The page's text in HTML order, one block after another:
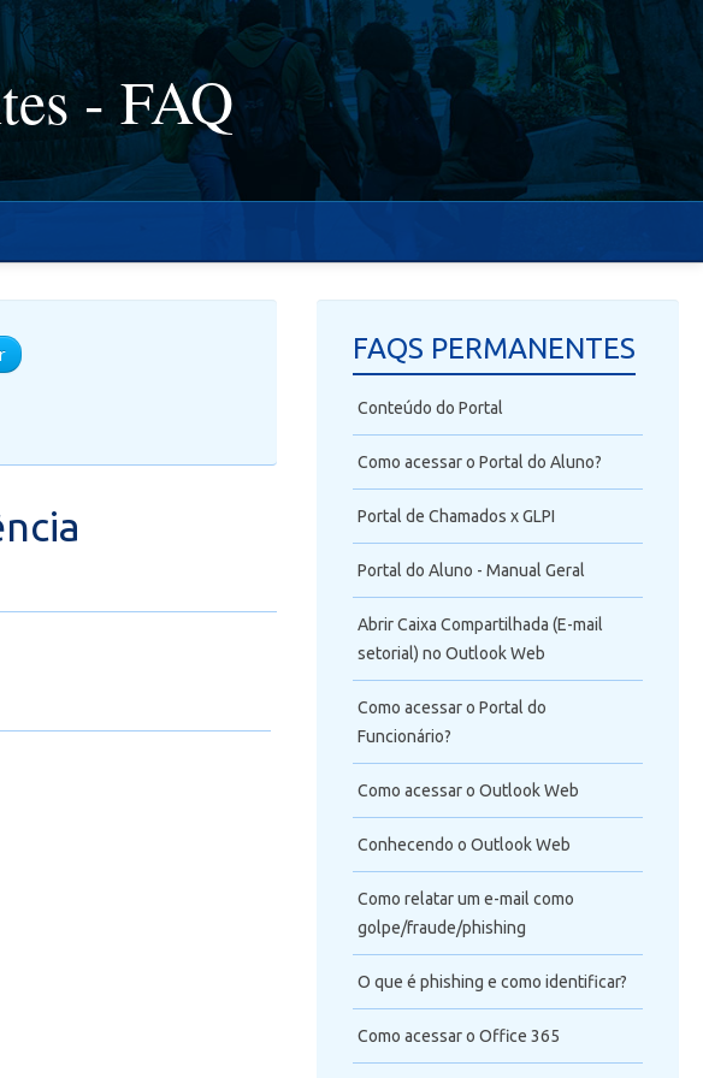
- FAQ
FAQS PERMANENTES
Conteúdo do Portal
Como acessar o Portal do Aluno?
Portal de Chamados x GLPI
Portal do Aluno - Manual Geral
Abrir Caixa Compartilhada (E-mail
setorial) no Outlook Web
Como acessar o Portal do
Funcionário?
Como acessar o Outlook Web
Conhecendo o Outlook Web
Como relatar um e-mail como
golpe/fraude/phishing
O que é phishing e como identificar?
Como acessar o Office 365